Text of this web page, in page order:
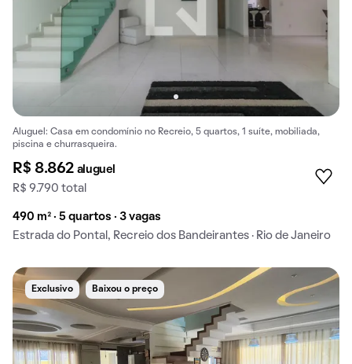
Aluguel: Casa em condomínio no Recreio, 5 quartos, 1 suíte, mobiliada,
piscina e churrasqueira.
R$ 8.862 aluguel
R$ 9.790 total
490 m² · 5 quartos · 3 vagas
Estrada do Pontal, Recreio dos Bandeirantes · Rio de Janeiro
Exclusivo Baixou o preço